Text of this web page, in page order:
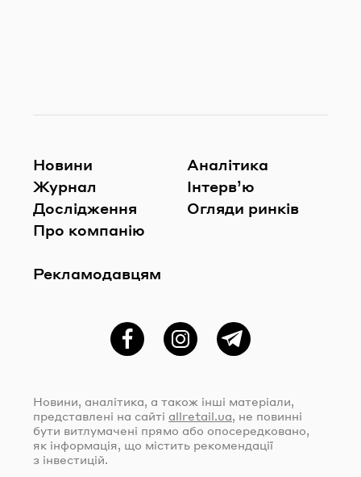
Новини
Журнал
Дослідження
Про компанію
Рекламодавцям
Аналітика
Інтерв’ю
Огляди ринків
ФейсбукInstagramTelegram
Новини, аналітика, а також інші матеріали,
представлені на сайті allretail.ua, не повинні
бути витлумачені прямо або опосередковано,
як інформація, що містить рекомендації
з інвестицій.